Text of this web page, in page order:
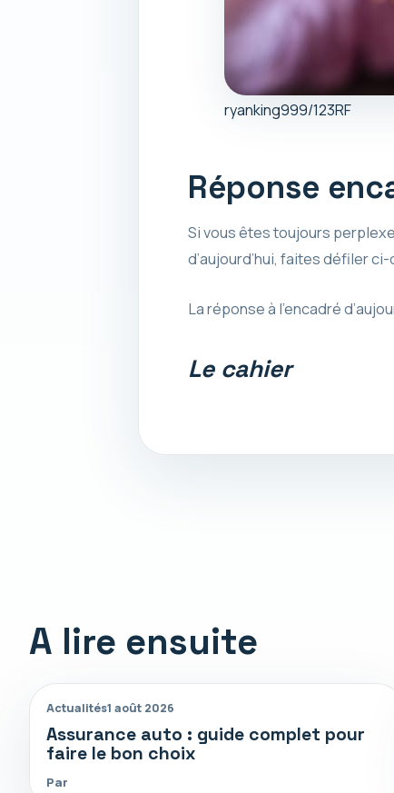
ryanking999/123RF
Réponse
Si vous êtes toujours
d’aujourd’hui, faites défiler
La réponse à l’encadré
Le cahier
A lire ensuite
Actualités1 août 2026
Assurance auto : guide complet pour
faire le bon choix
Par